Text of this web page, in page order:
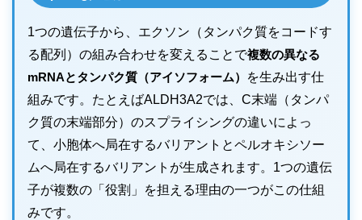
1つの遺伝子から、エクソン（タンパク質をコードす
る配列）の組み合わせを変えることで複数の異なる
mRNAとタンパク質（アイソフォーム）
を生み出す仕
組みです。たとえばALDH3A2では、C末端（タンパ
ク質の末端部分）のスプライシングの違いによっ
て、小胞体へ局在するバリアントとペルオキシソー
ムへ局在するバリアントが生成されます。1つの遺伝
子が複数の「役割」を担える理由の一つがこの仕組
みです。